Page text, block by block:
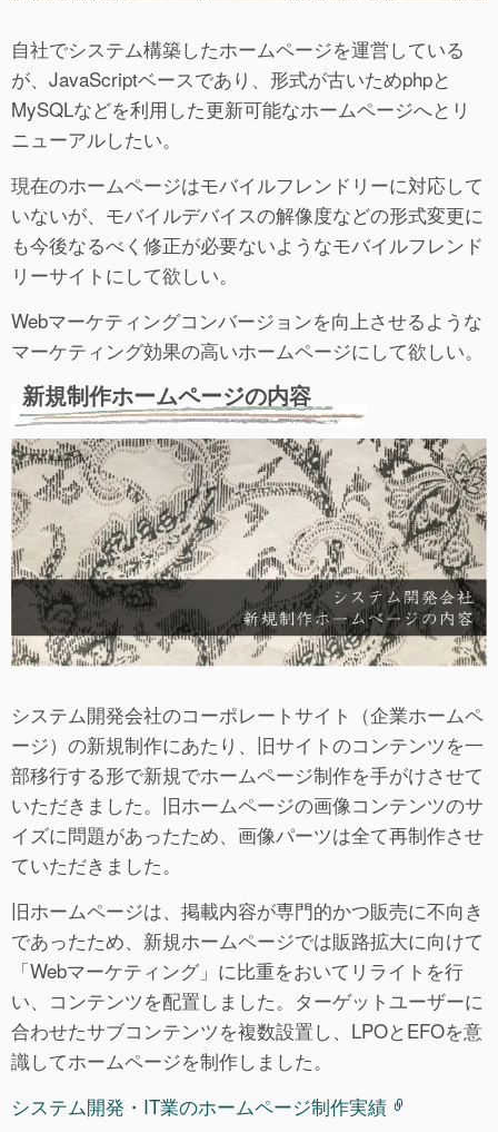
自社でシステム構築したホームページを運営している
が、JavaScriptベースであり、形式が古いためphpと
MySQLなどを利用した更新可能なホームページへとリ
ニューアルしたい。
現在のホームページはモバイルフレンドリーに対応して
いないが、モバイルデバイスの解像度などの形式変更に
も今後なるべく修正が必要ないようなモバイルフレンド
リーサイトにして欲しい。
Webマーケティングコンバージョンを向上させるような
マーケティング効果の高いホームページにして欲しい。
新規制作ホームページの内容
システム開発会社のコーポレートサイト（企業ホームペ
ージ）の新規制作にあたり、旧サイトのコンテンツを一
部移行する形で新規でホームページ制作を手がけさせて
いただきました。旧ホームページの画像コンテンツのサ
イズに問題があったため、画像パーツは全て再制作させ
ていただきました。
旧ホームページは、掲載内容が専門的かつ販売に不向き
であったため、新規ホームページでは販路拡大に向けて
「Webマーケティング」に比重をおいてリライトを行
い、コンテンツを配置しました。ターゲットユーザーに
合わせたサブコンテンツを複数設置し、LPOとEFOを意
識してホームページを制作しました。
システム開発・IT業のホームページ制作実績